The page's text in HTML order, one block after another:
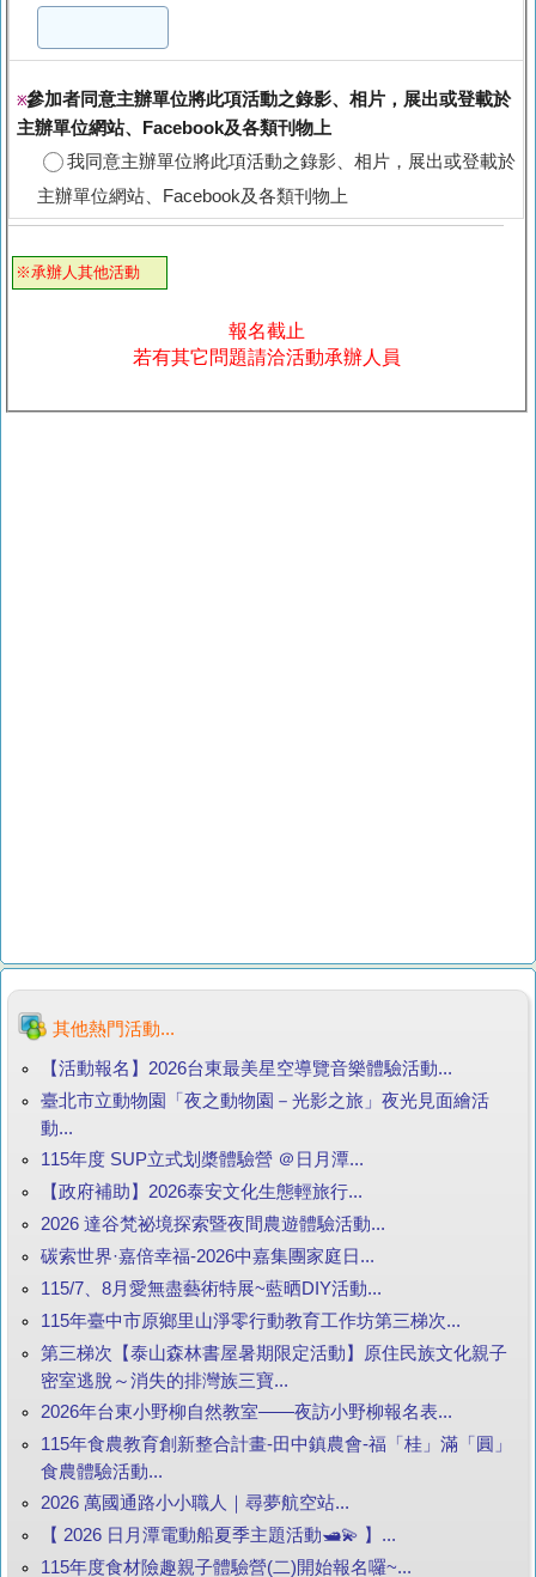
※參加者同意主辦單位將此項活動之錄影、相片，展出或登載於
主辦單位網站、Facebook及各類刊物上
我同意主辦單位將此項活動之錄影、相片，展出或登載於
主辦單位網站、Facebook及各類刊物上
※承辦人其他活動
報名截止
若有其它問題請洽活動承辦人員
其他熱門活動...
【活動報名】2026台東最美星空導覽音樂體驗活動...
臺北市立動物園「夜之動物園－光影之旅」夜光見面繪活
動...
115年度 SUP立式划槳體驗營 ＠日月潭...
【政府補助】2026泰安文化生態輕旅行...
2026 達谷梵祕境探索暨夜間農遊體驗活動...
碳索世界·嘉倍幸福-2026中嘉集團家庭日...
115/7、8月愛無盡藝術特展~藍晒DIY活動...
115年臺中市原鄉里山淨零行動教育工作坊第三梯次...
第三梯次【泰山森林書屋暑期限定活動】原住民族文化親子
密室逃脫～消失的排灣族三寶...
2026年台東小野柳自然教室——夜訪小野柳報名表...
115年食農教育創新整合計畫-田中鎮農會-福「桂」滿「圓」
食農體驗活動...
2026 萬國通路小小職人｜尋夢航空站...
【 2026 日月潭電動船夏季主題活動🛥️💫 】...
115年度食材險趣親子體驗營(二)開始報名囉~...